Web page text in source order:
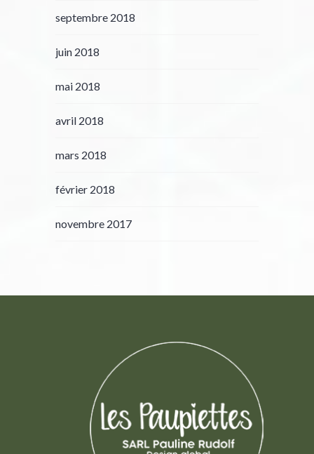
septembre 2018
juin 2018
mai 2018
avril 2018
mars 2018
février 2018
novembre 2017